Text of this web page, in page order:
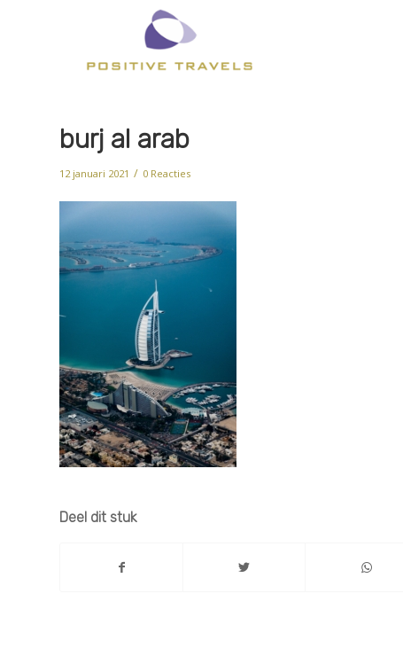
burj al arab
12 januari 2021 / 0 Reacties
Deel dit stuk